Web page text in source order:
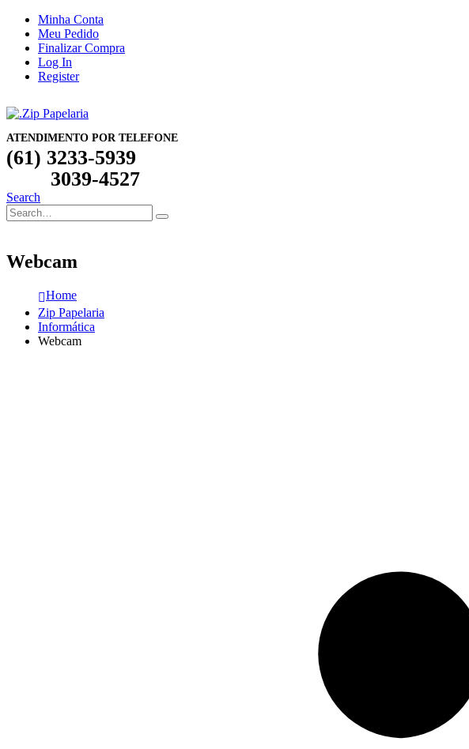
Minha Conta
Meu Pedido
Finalizar Compra
Log In
Register
ATENDIMENTO POR TELEFONE
(61) 3233-5939
3039-4527
Search
Webcam
Home
Zip Papelaria
Informática
Webcam